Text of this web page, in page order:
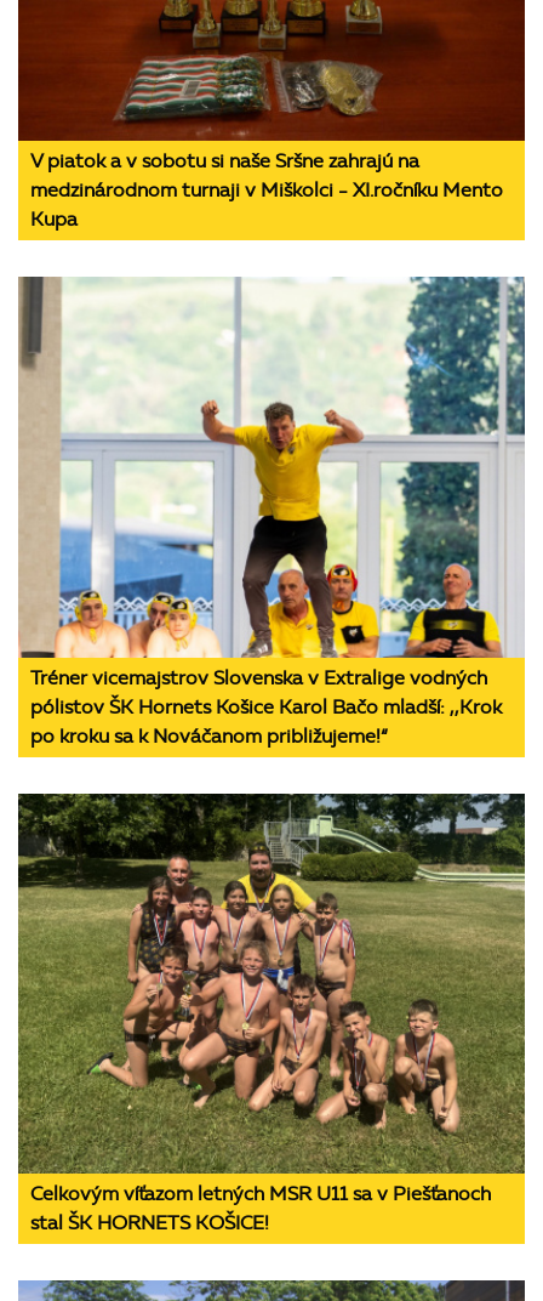
V piatok a v sobotu si naše Sršne zahrajú na
medzinárodnom turnaji v Miškolci - XI.ročníku Mento
Kupa
Tréner vicemajstrov Slovenska v Extralige vodných
pólistov ŠK Hornets Košice Karol Bačo mladší: ,,Krok
po kroku sa k Nováčanom približujeme!“
Celkovým víťazom letných MSR U11 sa v Piešťanoch
stal ŠK HORNETS KOŠICE!